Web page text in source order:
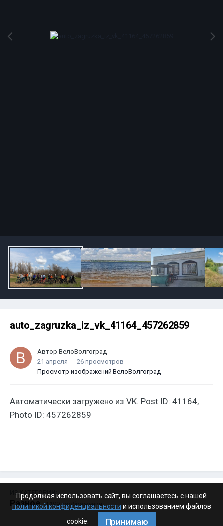
auto_zagruzka_iz_vk_41164_457262859
Автор ВелоВолгоград
21 апреля
26 просмотров
Просмотр изображений ВелоВолгоград
Автоматически загружено из VK. Post ID: 41164,
Photo ID: 457262859
ИЗ КАТЕГОРИИ:
Разное · 4 199 изображений
Продолжая использовать сайт, вы соглашаетесь с нашей
политикой конфиденциальности и использованием файлов
cookie.
Принимаю